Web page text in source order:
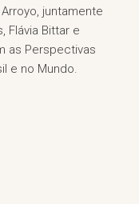
juntamente
Flávia Bittar e
as Perspectivas
e no Mundo.